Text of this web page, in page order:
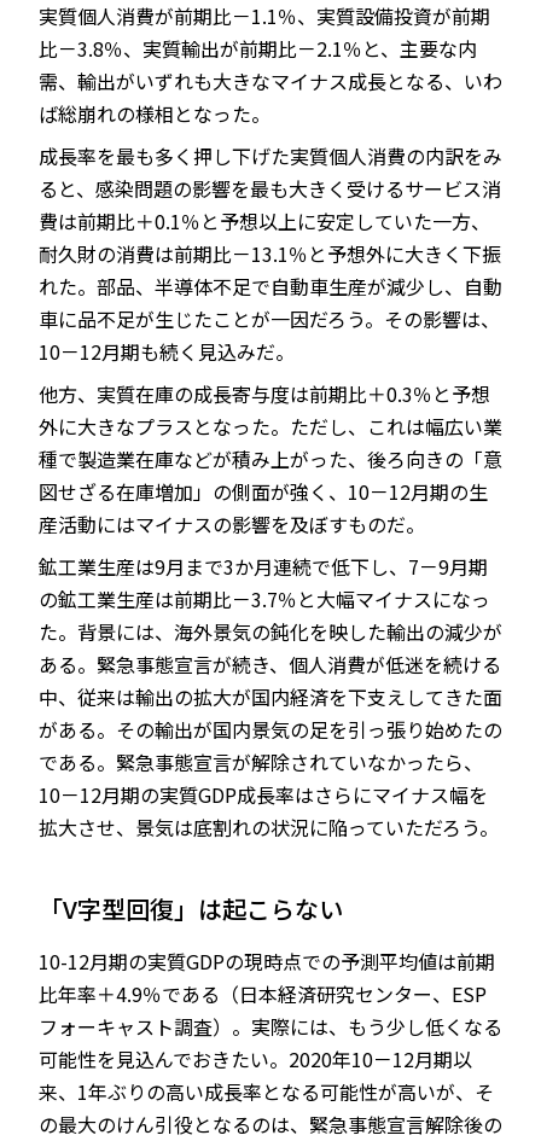
実質個人消費が前期比－1.1％、実質設備投資が前期
比－3.8％、実質輸出が前期比－2.1％と、主要な内
需、輸出がいずれも大きなマイナス成長となる、いわ
ば総崩れの様相となった。
成長率を最も多く押し下げた実質個人消費の内訳をみ
ると、感染問題の影響を最も大きく受けるサービス消
費は前期比＋0.1％と予想以上に安定していた一方、
耐久財の消費は前期比－13.1％と予想外に大きく下振
れた。部品、半導体不足で自動車生産が減少し、自動
車に品不足が生じたことが一因だろう。その影響は、
10－12月期も続く見込みだ。
他方、実質在庫の成長寄与度は前期比＋0.3％と予想
外に大きなプラスとなった。ただし、これは幅広い業
種で製造業在庫などが積み上がった、後ろ向きの「意
図せざる在庫増加」の側面が強く、10－12月期の生
産活動にはマイナスの影響を及ぼすものだ。
鉱工業生産は9月まで3か月連続で低下し、7－9月期
の鉱工業生産は前期比－3.7％と大幅マイナスになっ
た。背景には、海外景気の鈍化を映した輸出の減少が
ある。緊急事態宣言が続き、個人消費が低迷を続ける
中、従来は輸出の拡大が国内経済を下支えしてきた面
がある。その輸出が国内景気の足を引っ張り始めたの
である。緊急事態宣言が解除されていなかったら、
10－12月期の実質GDP成長率はさらにマイナス幅を
拡大させ、景気は底割れの状況に陥っていただろう。
「V字型回復」は起こらない
10-12月期の実質GDPの現時点での予測平均値は前期
比年率＋4.9％である（日本経済研究センター、ESP
フォーキャスト調査）。実際には、もう少し低くなる
可能性を見込んでおきたい。2020年10－12月期以
来、1年ぶりの高い成長率となる可能性が高いが、そ
の最大のけん引役となるのは、緊急事態宣言解除後の